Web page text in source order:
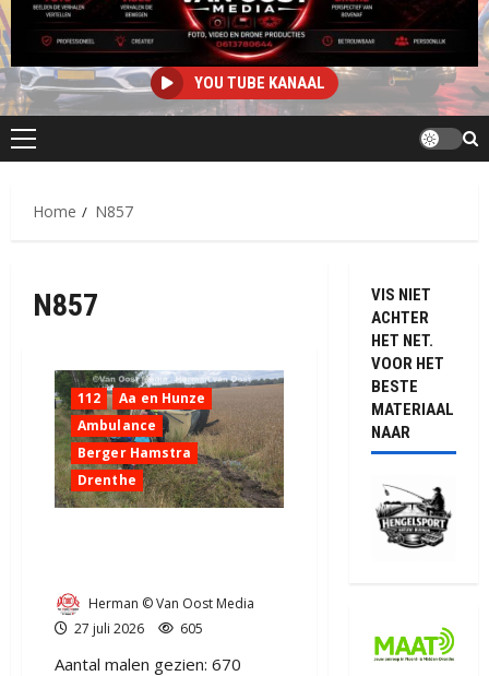
YOU TUBE KANAAL
Primair
Home N857
N857
112
Aa en Hunze
Ambulance
Berger Hamstra
Drenthe
Herman © Van Oost Media
27 juli 2026
605
Aantal malen gezien: 670
VIS NIET
ACHTER
HET NET.
VOOR HET
BESTE
MATERIAAL
NAAR